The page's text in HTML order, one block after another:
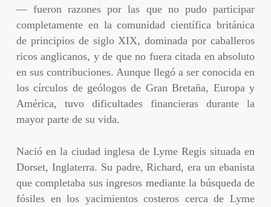
— fueron razones por las que no pudo participar
completamente en la comunidad científica británica
de principios de siglo XIX, dominada por caballeros
ricos anglicanos, y de que no fuera citada en absoluto
en sus contribuciones. Aunque llegó a ser conocida en
los círculos de geólogos de Gran Bretaña, Europa y
América, tuvo dificultades financieras durante la
mayor parte de su vida.
Nació en la ciudad inglesa de Lyme Regis situada en
Dorset, Inglaterra. Su padre, Richard, era un ebanista
que completaba sus ingresos mediante la búsqueda de
fósiles en los yacimientos costeros cerca de Lyme